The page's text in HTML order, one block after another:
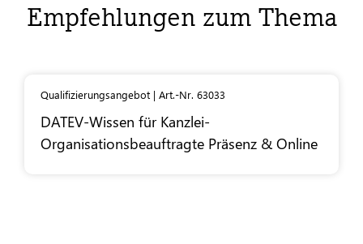
Empfehlungen zum Thema
Qualifizierungsangebot | Art.-Nr. 63033
DATEV-Wissen für Kanzlei-
Organisationsbeauftragte Präsenz & Online